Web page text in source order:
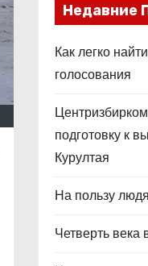
Недавние
Как легко
голосования
подготовку к
Курултая
На пользу
Четверть века